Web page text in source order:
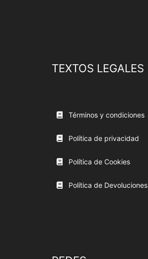
TEXTOS LEGALES
Términos y condiciones
Política de privacidad
Política de Cookies
Política de Devoluciones